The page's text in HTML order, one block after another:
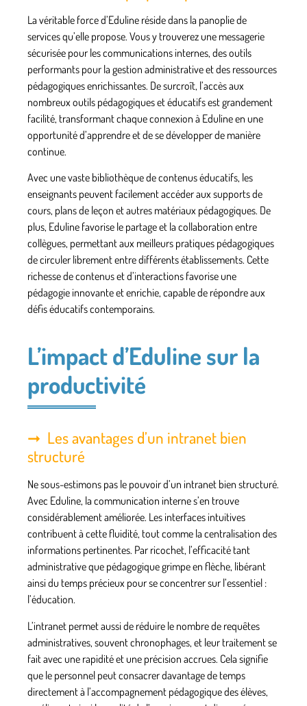
La véritable force d’Eduline réside dans la panoplie de
services qu’elle propose. Vous y trouverez une messagerie
sécurisée pour les communications internes, des outils
performants pour la gestion administrative et des ressources
pédagogiques enrichissantes. De surcroît, l’accès aux
nombreux outils pédagogiques et éducatifs est grandement
facilité, transformant chaque connexion à Eduline en une
opportunité d’apprendre et de se développer de manière
continue.
Avec une vaste bibliothèque de contenus éducatifs, les
enseignants peuvent facilement accéder aux supports de
cours, plans de leçon et autres matériaux pédagogiques. De
plus, Eduline favorise le partage et la collaboration entre
collègues, permettant aux meilleurs pratiques pédagogiques
de circuler librement entre différents établissements. Cette
richesse de contenus et d’interactions favorise une
pédagogie innovante et enrichie, capable de répondre aux
défis éducatifs contemporains.
L’impact d’Eduline sur la
productivité
Les avantages d’un intranet bien
structuré
Ne sous-estimons pas le pouvoir d’un intranet bien structuré.
Avec Eduline, la communication interne s’en trouve
considérablement améliorée. Les interfaces intuitives
contribuent à cette fluidité, tout comme la centralisation des
informations pertinentes. Par ricochet, l’efficacité tant
administrative que pédagogique grimpe en flèche, libérant
ainsi du temps précieux pour se concentrer sur l’essentiel :
l’éducation.
L’intranet permet aussi de réduire le nombre de requêtes
administratives, souvent chronophages, et leur traitement se
fait avec une rapidité et une précision accrues. Cela signifie
que le personnel peut consacrer davantage de temps
directement à l’accompagnement pédagogique des élèves,